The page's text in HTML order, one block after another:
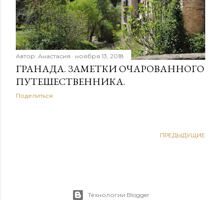
Автор: Анастасия ноября 13, 2018
ГРАНАДА. ЗАМЕТКИ ОЧАРОВАННОГО
ПУТЕШЕСТВЕННИКА.
Поделиться
ПРЕДЫДУЩИЕ
Технологии Blogger